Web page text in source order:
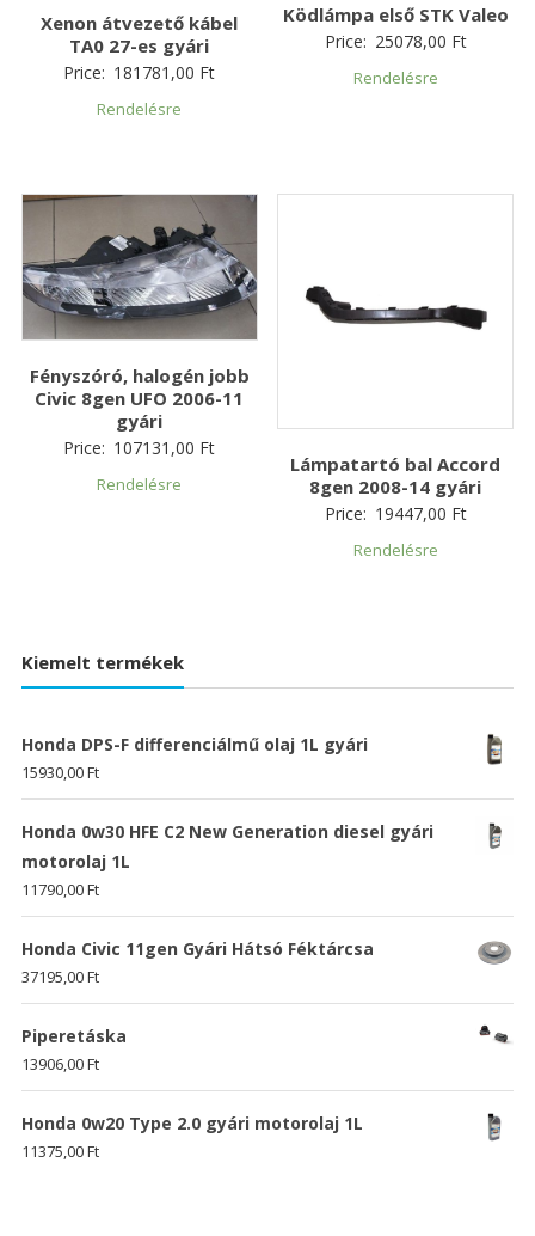
Xenon átvezető kábel
TA0 27-es gyári
Price: 181781,00 Ft
Rendelésre
Ködlámpa első STK Valeo
Price: 25078,00 Ft
Rendelésre
Fényszóró, halogén jobb
Civic 8gen UFO 2006-11
gyári
Price: 107131,00 Ft
Rendelésre
Lámpatartó bal Accord
8gen 2008-14 gyári
Price: 19447,00 Ft
Rendelésre
Kiemelt termékek
Honda DPS-F differenciálmű olaj 1L gyári
15930,00Ft
Honda 0w30 HFE C2 New Generation diesel gyári
motorolaj 1L
11790,00Ft
Honda Civic 11gen Gyári Hátsó Féktárcsa
37195,00Ft
Piperetáska
13906,00Ft
Honda 0w20 Type 2.0 gyári motorolaj 1L
11375,00Ft